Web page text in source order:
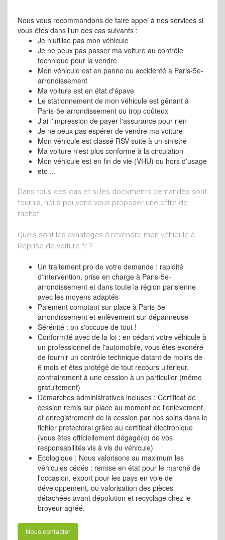
Nous vous recommandons de faire appel à nos services si
vous êtes dans l'un des cas suivants :
Je n'utilise pas mon véhicule
Je ne peux pas passer ma voiture au contrôle
technique pour la vendre
Mon véhicule est en panne ou accidenté à Paris-5e-
arrondissement
Ma voiture est en état d'épave
Le stationnement de mon véhicule est gênant à
Paris-5e-arrondissement ou trop coûteux
J'ai l'impression de payer l'assurance pour rien
Je ne peux pas espérer de vendre ma voiture
Mon véhicule est classé RSV suite à un sinistre
Ma voiture n'est plus conforme à la circulation
Mon véhicule est en fin de vie (VHU) ou hors d'usage
etc ...
Dans tous ces cas et si les documents demandés sont
fournis, nous pouvons vous proposer une offre de
rachat.
Quels sont les avantages à revendre mon véhicule à
Reprise-de-voiture.fr ?
Un traitement pro de votre demande : rapidité
d'intervention, prise en charge à Paris-5e-
arrondissement et dans toute la région parisienne
avec les moyens adaptés
Paiement comptant sur place à Paris-5e-
arrondissement et enlèvement sur dépanneuse
Sérénité : on s'occupe de tout !
Conformité avec de la loi : en cédant votre véhicule à
un professionnel de l'automobile, vous êtes exonéré
de fournir un contrôle technique datant de moins de
6 mois et êtes protégé de tout recours ultérieur,
contrairement à une cession à un particulier (même
gratuitement)
Démarches administratives incluses : Certificat de
cession remis sur place au moment de l'enlèvement,
et enregistrement de la cession par nos soins dans le
fichier prefectoral grâce au certificat électronique
(vous êtes officiellement dégagé(e) de vos
responsabilités vis à vis du véhicule)
Ecologique : Nous valorisons au maximum les
véhicules cédés : remise en état pour le marché de
l'occasion, export pour les pays en voie de
développement, ou valorisation des pièces
détachées avant dépolution et recyclage chez le
broyeur agréé.
Nous contacter